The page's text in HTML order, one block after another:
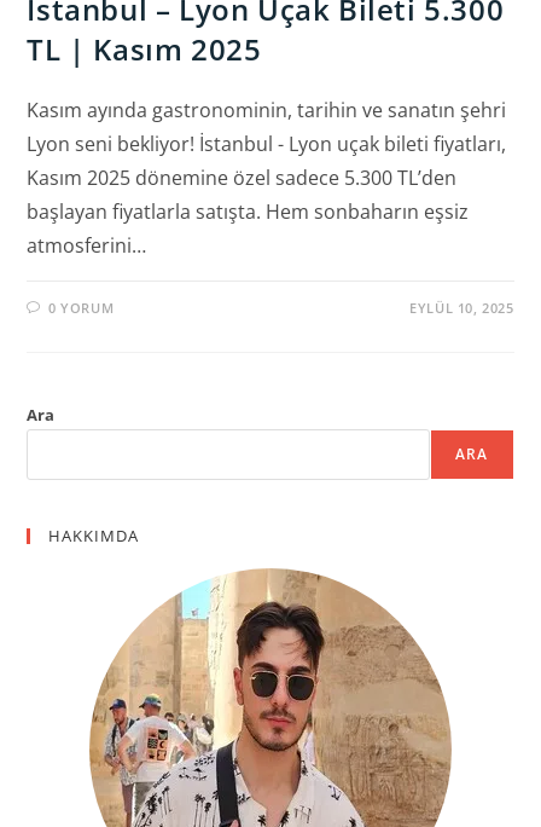
İstanbul – Lyon Uçak Bileti 5.300
TL | Kasım 2025
Kasım ayında gastronominin, tarihin ve sanatın şehri
Lyon seni bekliyor! İstanbul - Lyon uçak bileti fiyatları,
Kasım 2025 dönemine özel sadece 5.300 TL’den
başlayan fiyatlarla satışta. Hem sonbaharın eşsiz
atmosferini…
0 YORUM EYLÜL 10, 2025
Ara
ARA
HAKKIMDA